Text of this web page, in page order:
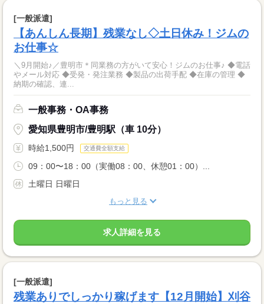
[一般派遣]
【あんしん長期】残業なし◇土日休み！ジムの
お仕事☆
＼9月開始♪／豊明市＊同業務の方がいて安心！ジムのお仕事♪ ◆電話
やメール対応 ◆受発・発注業務 ◆製品の出荷手配 ◆在庫の管理 ◆
納期の確認、連...
一般事務・OA事務
愛知県豊明市/豊明駅（車 10分）
時給1,500円 交通費全額支給
09：00〜18：00（実働08：00、休憩01：00）...
土曜日 日曜日
もっと見る
求人詳細を見る
[一般派遣]
残業ありでしっかり稼げます【12月開始】刈谷